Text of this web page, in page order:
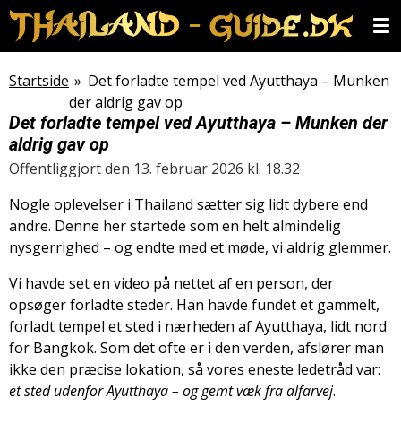
Spring
til
Startside » Det forladte tempel ved Ayutthaya – Munken
der aldrig gav op
Det forladte tempel ved Ayutthaya – Munken der
aldrig gav op
Offentliggjort den 13. februar 2026 kl. 18.32
Nogle oplevelser i Thailand sætter sig lidt dybere end
andre. Denne her startede som en helt almindelig
nysgerrighed – og endte med et møde, vi aldrig glemmer.
Vi havde set en video på nettet af en person, der
opsøger forladte steder. Han havde fundet et gammelt,
forladt tempel et sted i nærheden af Ayutthaya, lidt nord
for Bangkok. Som det ofte er i den verden, afslører man
ikke den præcise lokation, så vores eneste ledetråd var:
et sted udenfor Ayutthaya – og gemt væk fra alfarvej.